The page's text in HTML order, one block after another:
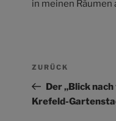
in meinen Räumen
Beitrags-
Vorheriger
Beitrag
ZURÜCK
Der „Blick
Krefeld-